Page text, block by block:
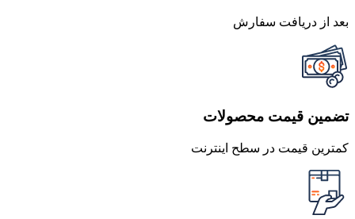
بعد از دریافت سفارش
تضمین قیمت محصولات
کمترین قیمت در سطح اینترنت